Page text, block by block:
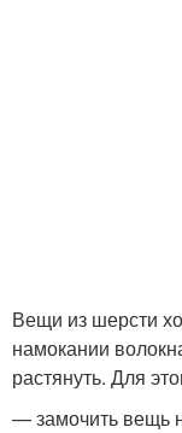
Вещи из шерсти
намокании
растянуть. Для
— замочить вещь